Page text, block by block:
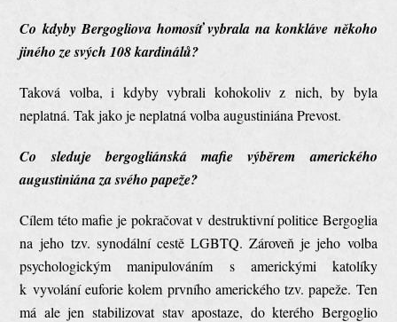
Co kdyby Bergogliova homosíť vybrala na konkláve někoho
jiného ze svých 108 kardinálů?
Taková volba, i kdyby vybrali kohokoliv z nich, by byla
neplatná. Tak jako je neplatná volba augustiniána Prevost.
Co sleduje bergogliánská mafie výběrem amerického
augustiniána za svého papeže?
Cílem této mafie je pokračovat v destruktivní politice Bergoglia
na jeho tzv. synodální cestě LGBTQ. Zároveň je jeho volba
psychologickým manipulováním s americkými katolíky
k vyvolání euforie kolem prvního amerického tzv. papeže. Ten
má ale jen stabilizovat stav apostaze, do kterého Bergoglio